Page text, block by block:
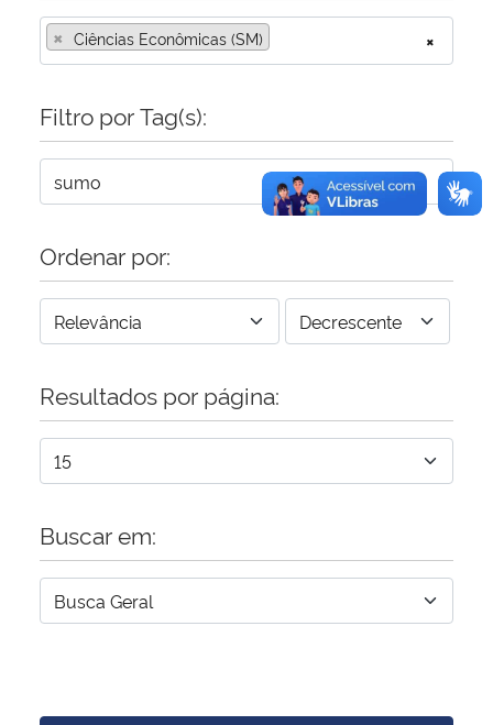
×
× Ciências Econômicas (SM)
Filtro por Tag(s):
Ordenar por:
Resultados por página:
Buscar em: